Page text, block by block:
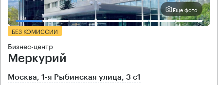
Еще фото
БЕЗ КОМИССИИ
Бизнес-центр
Меркурий
Москва, 1-я Рыбинская улица, 3 с1